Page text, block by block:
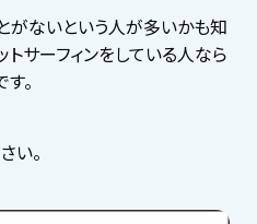
がないという人が多いかも知
トサーフィンをしている人なら
。
い。